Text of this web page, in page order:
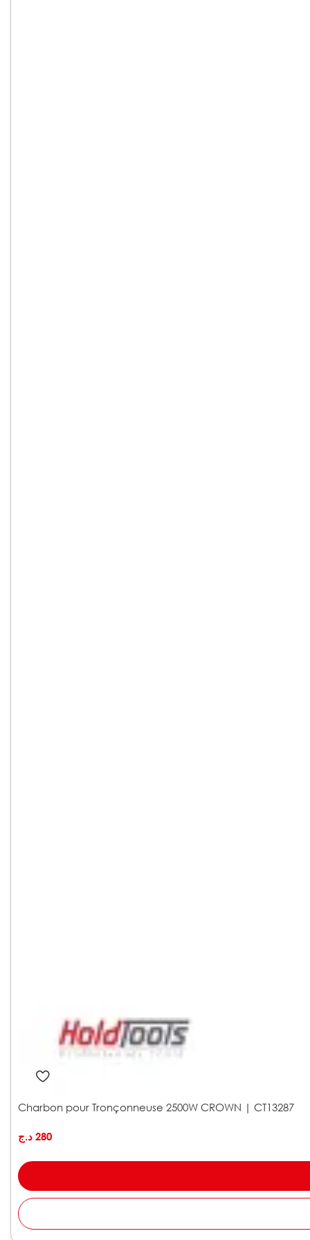
Charbon pour Tronçonneuse 2500W CROWN | CT13287
280 د.ج